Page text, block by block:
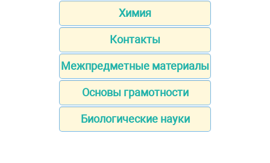
Химия
Контакты
Межпредметные материалы
Основы грамотности
Биологические науки